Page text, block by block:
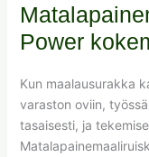
Power
Kun maalausurakka
varaston oviin,
tasaisesti, ja